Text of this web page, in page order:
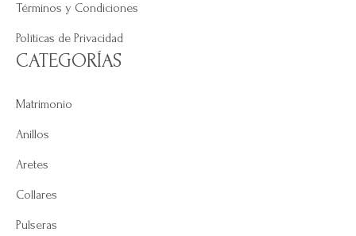
Términos y Condiciones
Políticas de Privacidad
CATEGORÍAS
Matrimonio
Anillos
Aretes
Collares
Pulseras